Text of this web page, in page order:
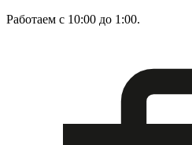
Работаем с 10:00 до 1:00.